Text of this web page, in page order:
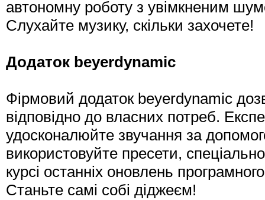
автономну роботу з увімкненим
Слухайте музику, скільки захочете!
Додаток beyerdynamic
Фірмовий додаток beyerdynamic
відповідно до власних потреб.
удосконалюйте звучання за
використовуйте пресети,
курсі останніх оновлень
Станьте самі собі діджеєм!